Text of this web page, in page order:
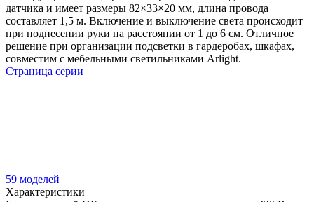
датчика и имеет размеры 82×33×20 мм, длина провода
составляет 1,5 м. Включение и выключение света происходит
при поднесении руки на расстоянии от 1 до 6 см. Отличное
решение при организации подсветки в гардеробах, шкафах,
совместим с мебельными светильниками Arlight.
Страница серии
59 моделей
Характеристики